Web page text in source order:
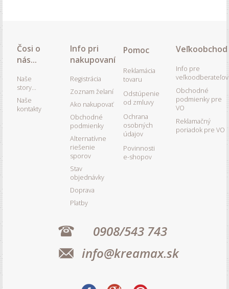
Čosi o
nás...
Naše
story...
Naše
kontakty
Info pri
nakupovaní
Registrácia
Zoznam želaní
Ako nakupovať
Obchodné
podmienky
Alternatívne
riešenie
sporov
Stav
objednávky
Doprava
Platby
Pomoc
Reklamácia
tovaru
Odstúpenie
od zmluvy
Ochrana
osobných
údajov
Povinnosti
e-shopov
Veľkoobchod
Info pre
veľkoodberateľov
Obchodné
podmienky pre
VO
Reklamačný
poriadok pre VO
0908/543 743
info@kreamax.sk